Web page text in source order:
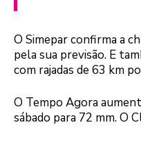
O Simepar confirma a
pela sua previsão. E
com rajadas de 63 km
O Tempo Agora
sábado para 72 mm. O